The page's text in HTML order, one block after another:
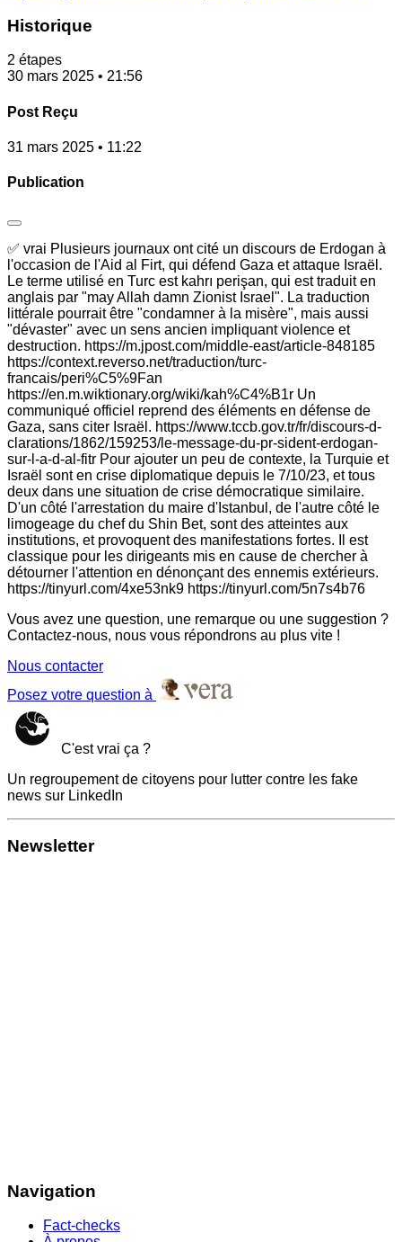
Historique
2 étapes
30 mars 2025 • 21:56
Post Reçu
31 mars 2025 • 11:22
Publication
✅ vrai Plusieurs journaux ont cité un discours de Erdogan à
l'occasion de l'Aid al Firt, qui défend Gaza et attaque Israël.
Le terme utilisé en Turc est kahrı perişan, qui est traduit en
anglais par "may Allah damn Zionist Israel". La traduction
littérale pourrait être "condamner à la misère", mais aussi
"dévaster" avec un sens ancien impliquant violence et
destruction. https://m.jpost.com/middle-east/article-848185
https://context.reverso.net/traduction/turc-
francais/peri%C5%9Fan
https://en.m.wiktionary.org/wiki/kah%C4%B1r Un
communiqué officiel reprend des éléments en défense de
Gaza, sans citer Israël. https://www.tccb.gov.tr/fr/discours-d-
clarations/1862/159253/le-message-du-pr-sident-erdogan-
sur-l-a-d-al-fitr Pour ajouter un peu de contexte, la Turquie et
Israël sont en crise diplomatique depuis le 7/10/23, et tous
deux dans une situation de crise démocratique similaire.
D'un côté l'arrestation du maire d'Istanbul, de l'autre côté le
limogeage du chef du Shin Bet, sont des atteintes aux
institutions, et provoquent des manifestations fortes. Il est
classique pour les dirigeants mis en cause de chercher à
détourner l'attention en dénonçant des ennemis extérieurs.
https://tinyurl.com/4xe53nk9 https://tinyurl.com/5n7s4b76
Vous avez une question, une remarque ou une suggestion ?
Contactez-nous, nous vous répondrons au plus vite !
Nous contacter
Posez votre question à
C'est vrai ça ?
Un regroupement de citoyens pour lutter contre les fake
news sur LinkedIn
Newsletter
Navigation
Fact-checks